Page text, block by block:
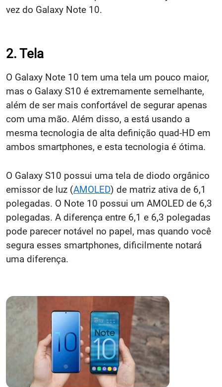
vez do Galaxy Note 10.
2. Tela
O Galaxy Note 10 tem uma tela um pouco maior,
mas o Galaxy S10 é extremamente semelhante,
além de ser mais confortável de segurar apenas
com uma mão. Além disso, a está usando a
mesma tecnologia de alta definição quad-HD em
ambos smartphones, e esta tecnologia é ótima.
O Galaxy S10 possui uma tela de diodo orgânico
emissor de luz (AMOLED) de matriz ativa de 6,1
polegadas. O Note 10 possui um AMOLED de 6,3
polegadas. A diferença entre 6,1 e 6,3 polegadas
pode parecer notável no papel, mas quando você
segura esses smartphones, dificilmente notará
uma diferença.